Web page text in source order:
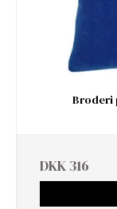
Broderi
DKK 316